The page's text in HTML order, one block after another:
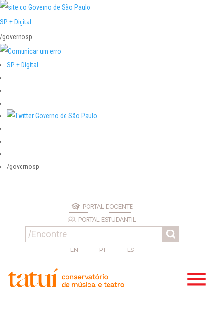
SP + Digital
/governosp
SP + Digital
/governosp
PORTAL DOCENTE
PORTAL ESTUDANTIL
EN PT ES